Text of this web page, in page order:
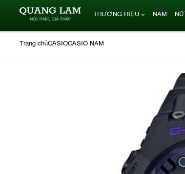
THƯƠNG HIỆU NAM NỮ
Trang chủCASIOCASIO NAM